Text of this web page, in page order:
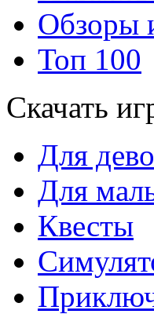
Обзоры
Топ 100
Скачать
Для
Для
Квесты